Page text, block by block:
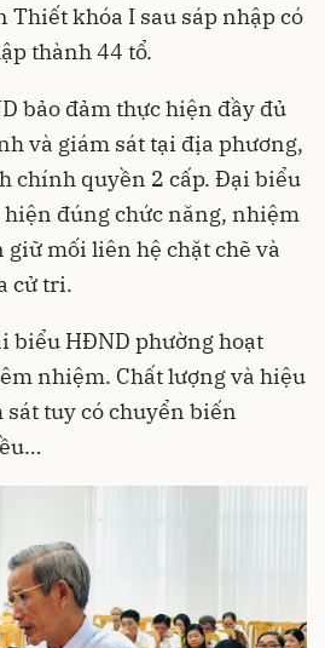
Thiết khóa I sau sáp nhập có
thành 44 tổ.
bảo đảm thực hiện đầy đủ
và giám sát tại địa phương,
chính quyền 2 cấp. Đại biểu
đúng chức năng, nhiệm
mối liên hệ chặt chẽ và
cử tri.
biểu HĐND phường hoạt
nhiệm. Chất lượng và hiệu
sát tuy có chuyển biến